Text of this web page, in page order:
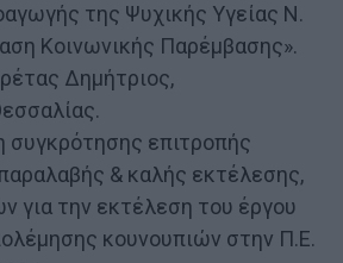
της Ψυχικής Υγείας Ν.
Κοινωνικής Παρέμβασης».
Δημήτριος,
συγκρότησης επιτροπής
& καλής εκτέλεσης,
για την εκτέλεση του έργου
κουνουπιών στην Π.Ε.